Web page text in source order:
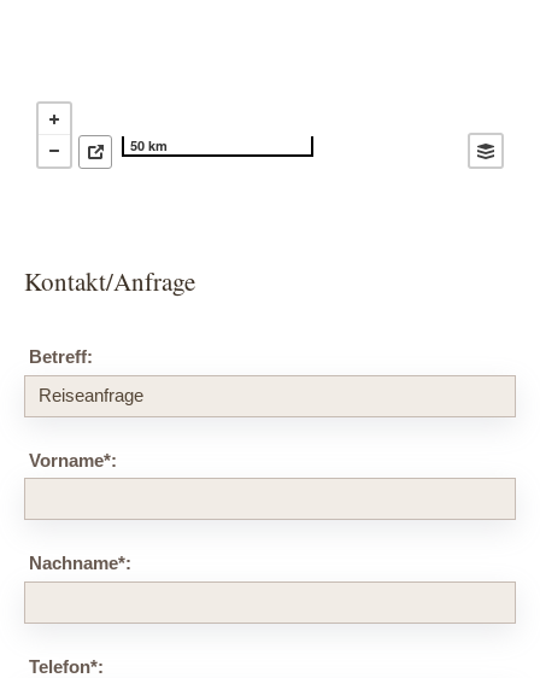
50 km
Kontakt/Anfrage
Betreff:
Vorname*:
Nachname*:
Telefon*: